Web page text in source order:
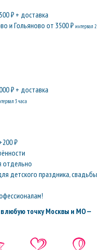
₽ + доставка
и Гольяново от 3500 ₽ интервал 2
₽ + доставка
3 часа
₽
отдельно
детского праздника, свадьбы
любую точку Москвы и МО —